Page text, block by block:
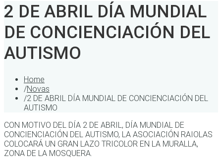
2 DE ABRIL DÍA MUNDIAL
DE CONCIENCIACIÓN DEL
AUTISMO
Home
/Novas
/2 DE ABRIL DÍA MUNDIAL DE CONCIENCIACIÓN DEL
AUTISMO
CON MOTIVO DEL DÍA 2 DE ABRIL, DÍA MUNDIAL DE
CONCIENCIACIÓN DEL AUTISMO, LA ASOCIACIÓN RAIOLAS
COLOCARÁ UN GRAN LAZO TRICOLOR EN LA MURALLA,
ZONA DE LA MOSQUERA.